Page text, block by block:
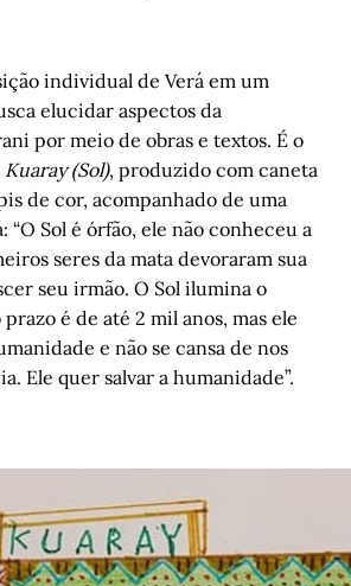
individual de Verá em um
elucidar aspectos da
por meio de obras e textos. É o
Kuaray (Sol), produzido com caneta
de cor, acompanhado de uma
“O Sol é órfão, ele não conheceu a
seres da mata devoraram sua
seu irmão. O Sol ilumina o
é de até 2 mil anos, mas ele
e não se cansa de nos
Ele quer salvar a humanidade”.